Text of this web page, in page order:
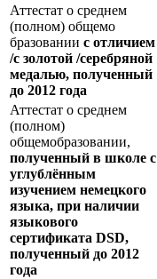
Аттестат о среднем
(полном) общемо
бразовании с отличием
/с золотой /серебряной
медалью, полученный
до 2012 года
Аттестат о среднем
(полном)
общемобразовании,
полученный в школе с
углублённым
изучением немецкого
языка, при наличии
языкового
сертификата DSD,
полученный до 2012
года